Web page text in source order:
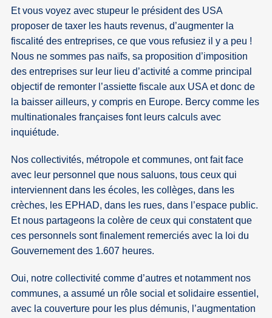
Et vous voyez avec stupeur le président des USA
proposer de taxer les hauts revenus, d’augmenter la
fiscalité des entreprises, ce que vous refusiez il y a peu !
Nous ne sommes pas naïfs, sa proposition d’imposition
des entreprises sur leur lieu d’activité a comme principal
objectif de remonter l’assiette fiscale aux USA et donc de
la baisser ailleurs, y compris en Europe. Bercy comme les
multinationales françaises font leurs calculs avec
inquiétude.
Nos collectivités, métropole et communes, ont fait face
avec leur personnel que nous saluons, tous ceux qui
interviennent dans les écoles, les collèges, dans les
crèches, les EPHAD, dans les rues, dans l’espace public.
Et nous partageons la colère de ceux qui constatent que
ces personnels sont finalement remerciés avec la loi du
Gouvernement des 1.607 heures.
Oui, notre collectivité comme d’autres et notamment nos
communes, a assumé un rôle social et solidaire essentiel,
avec la couverture pour les plus démunis, l’augmentation